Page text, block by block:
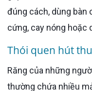
đúng cách, dùng bàn
cứng, cay nóng hoặc
Thói quen hút
Răng của những người có thói quen hút thuốc lá
thường chứa nhiều